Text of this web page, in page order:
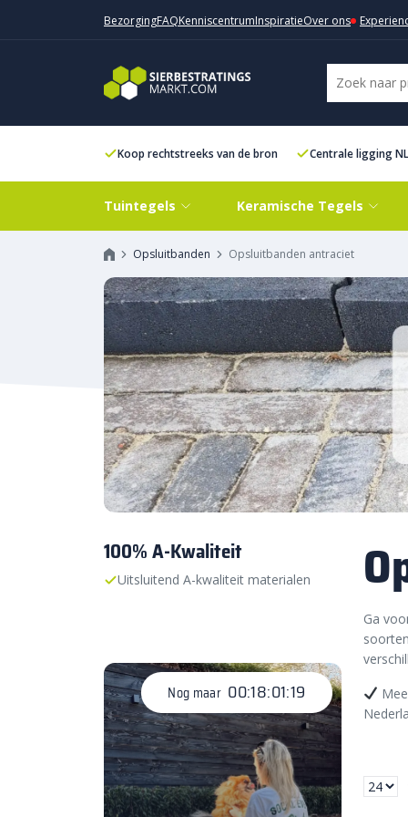
BezorgingFAQKenniscentrumInspiratieOver ons
Koop rechtstreeks van de bron Centrale ligging NL
Tuintegels Keramische Tegels
Opsluitbanden Opsluitbanden antraciet
100% A-Kwaliteit
Uitsluitend A-kwaliteit materialen
Nog maar 00:18:01:19
Ga